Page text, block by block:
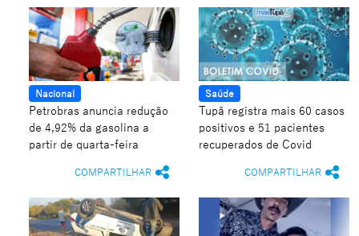
Nacional
Petrobras anuncia redução
de 4,92% da gasolina a
partir de quarta-feira
COMPARTILHAR
Saúde
Tupã registra mais 60 casos
positivos e 51 pacientes
recuperados de Covid
COMPARTILHAR